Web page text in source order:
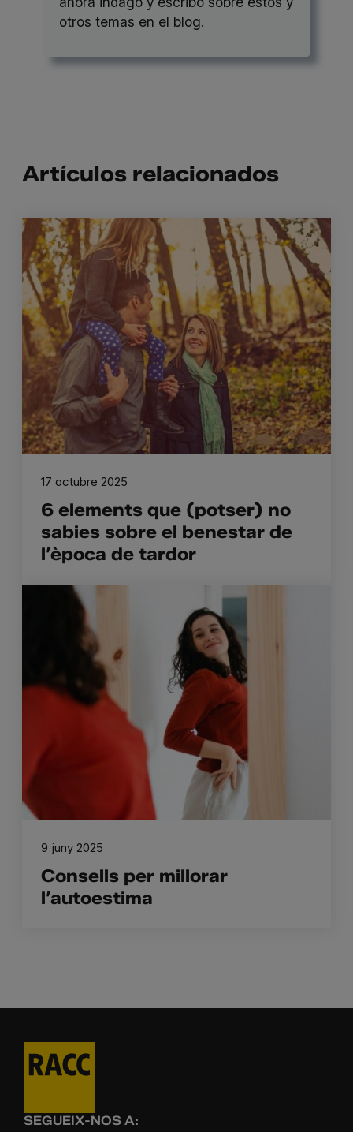
otros temas en el blog.
Artículos relacionados
6 elements que (potser) no
sabies sobre el benestar de
l’època de tardor
17 octubre 2025
Consells per millorar
l’autoestima
9 juny 2025
SEGUEIX-NOS A: